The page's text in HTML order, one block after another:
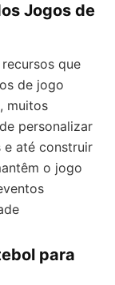
Jogos de
que
de jogo
muitos
personalizar
e até construir
o jogo
para